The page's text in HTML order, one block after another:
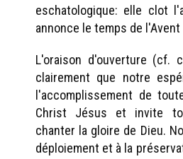
eschatologique: elle clot
annonce le temps de
L'oraison d'ouverture (cf.
clairement que notre
l'accomplissement de
Christ Jésus et invite
chanter la gloire de Dieu.
déploiement et à la